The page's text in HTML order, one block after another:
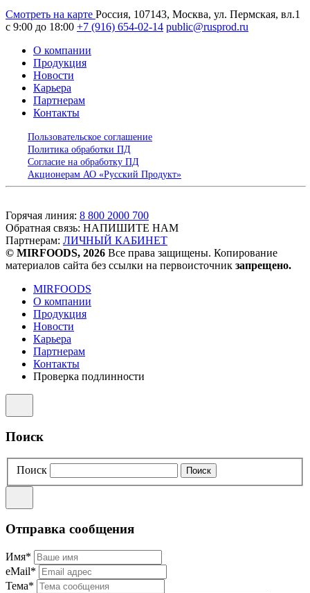
Смотреть на карте Россия, 107143, Москва, ул. Пермская, вл.1
с 9:00 до 18:00 +7 (916) 654-02-14 public@rusprod.ru
О компании
Продукция
Новости
Карьера
Партнерам
Контакты
Пользовательское соглашение
Политика обработки ПД
Согласие на обработку ПД
Акционерам АО «Русский Продукт»
Горячая линия: 8 800 2000 700
Обратная связь: НАПИШИТЕ НАМ
Партнерам: ЛИЧНЫЙ КАБИНЕТ
© MIRFOODS, 2026 Все права защищены. Копирование
материалов сайта без ссылки на первоисточник запрещено.
MIRFOODS
О компании
Продукция
Новости
Карьера
Партнерам
Контакты
Проверка подлинности
Поиск
Поиск
Отправка сообщения
Имя*
eMail*
Тема*